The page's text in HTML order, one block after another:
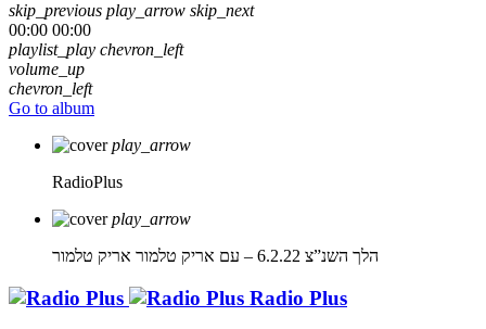
skip_previous play_arrow skip_next
00:00 00:00
playlist_play chevron_left
volume_up
chevron_left
Go to album
play_arrow
RadioPlus
play_arrow
הלך השנ”צ 6.2.22 – עם אריק טלמור
אריק טלמור
Radio Plus